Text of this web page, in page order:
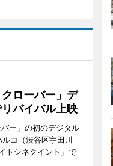
ローバー」デ
バイバル上映
ー」の初のデジタル
コ（渋谷区宇田川
トシネクイント」で